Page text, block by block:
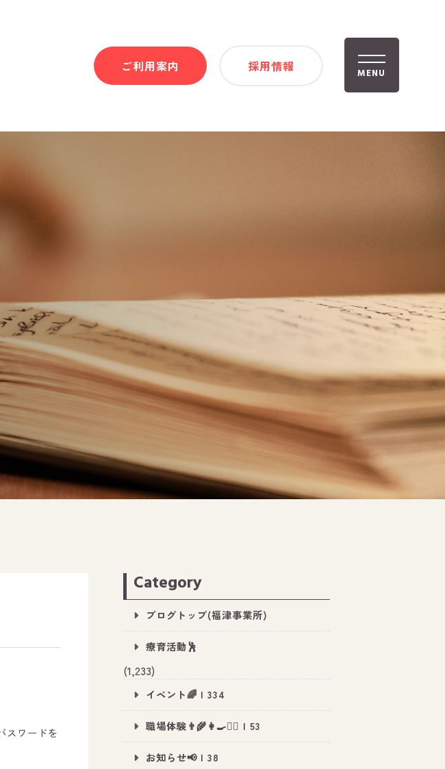
MENU
ご利用案内 採用情報
スワードを
Category
ブログトップ(福津事業所)
療育活動🕺
(1,233)
イベント🌈 | 334
職場体験👨‍🌾👩‍🍳👮‍♂️ | 53
お知らせ📢 | 38